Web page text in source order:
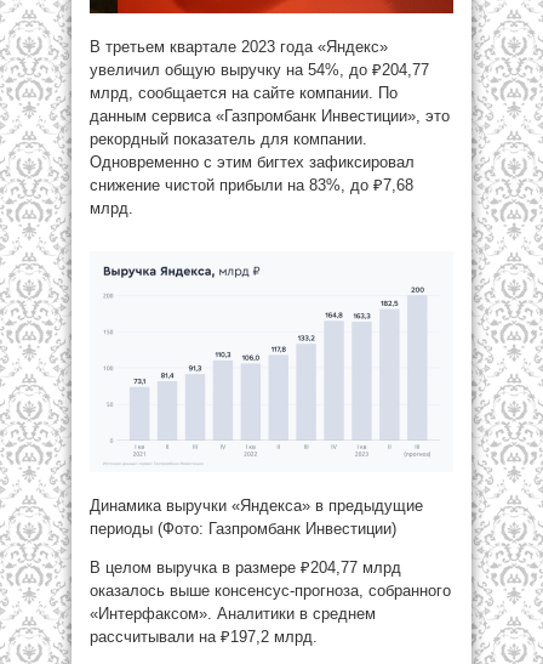
В третьем квартале 2023 года «Яндекс»
увеличил общую выручку на 54%, до ₽204,77
млрд, сообщается на сайте компании. По
данным сервиса «Газпромбанк Инвестиции», это
рекордный показатель для компании.
Одновременно с этим бигтех зафиксировал
снижение чистой прибыли на 83%, до ₽7,68
млрд.
Динамика выручки «Яндекса» в предыдущие
периоды (Фото: Газпромбанк Инвестиции)
В целом выручка в размере ₽204,77 млрд
оказалось выше консенсус-прогноза, собранного
«Интерфаксом». Аналитики в среднем
рассчитывали на ₽197,2 млрд.